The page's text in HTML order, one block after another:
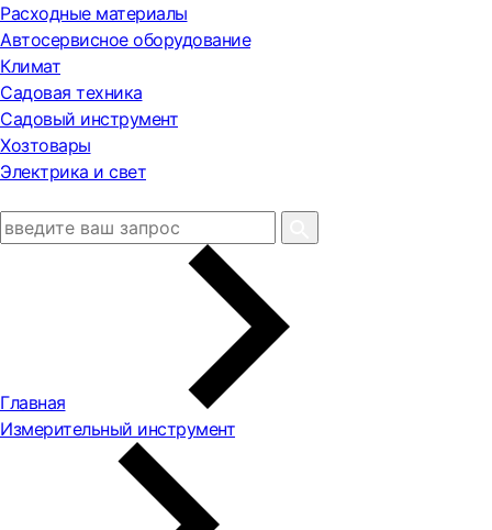
Расходные материалы
Автосервисное оборудование
Климат
Садовая техника
Садовый инструмент
Хозтовары
Электрика и свет
Главная
Измерительный инструмент